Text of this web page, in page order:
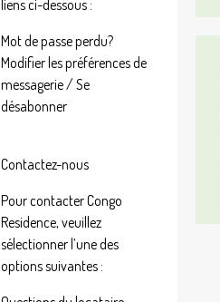
liens ci-dessous :
Mot de passe perdu?
Modifier les préférences de
messagerie / Se
désabonner
Contactez-nous
Pour contacter Congo
Residence, veuillez
sélectionner l’une des
options suivantes :